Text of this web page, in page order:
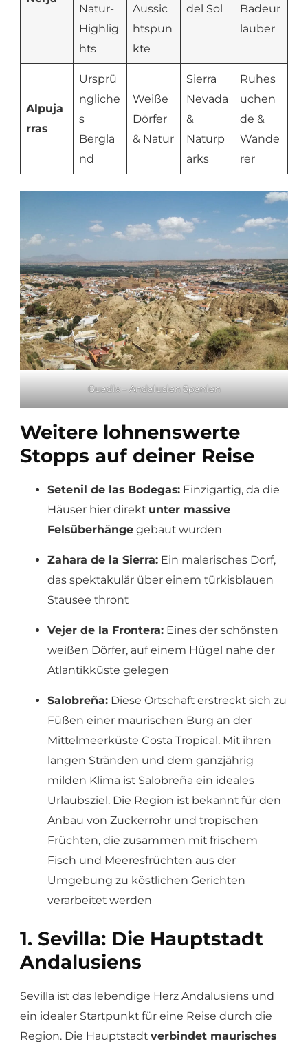
Natur-
Highlig
hts
Aussic
htspun
kte
del Sol
Badeur
lauber
Alpuja
rras
Ursprü
ngliche
s
Bergla
nd
Weiße
Dörfer
& Natur
Sierra
Nevada
&
Naturp
arks
Ruhes
uchen
de &
Wande
rer
Guadix – Andalusien Spanien
Weitere lohnenswerte
Stopps auf deiner Reise
Setenil de las Bodegas: Einzigartig, da die
Häuser hier direkt unter massive
Felsüberhänge gebaut wurden
Zahara de la Sierra: Ein malerisches Dorf,
das spektakulär über einem türkisblauen
Stausee thront
Vejer de la Frontera: Eines der schönsten
weißen Dörfer, auf einem Hügel nahe der
Atlantikküste gelegen
Salobreña: Diese Ortschaft erstreckt sich zu
Füßen einer maurischen Burg an der
Mittelmeerküste Costa Tropical. Mit ihren
langen Stränden und dem ganzjährig
milden Klima ist Salobreña ein ideales
Urlaubsziel. Die Region ist bekannt für den
Anbau von Zuckerrohr und tropischen
Früchten, die zusammen mit frischem
Fisch und Meeresfrüchten aus der
Umgebung zu köstlichen Gerichten
verarbeitet werden
1. Sevilla: Die Hauptstadt
Andalusiens
Sevilla ist das lebendige Herz Andalusiens und
ein idealer Startpunkt für eine Reise durch die
Region. Die Hauptstadt verbindet maurisches